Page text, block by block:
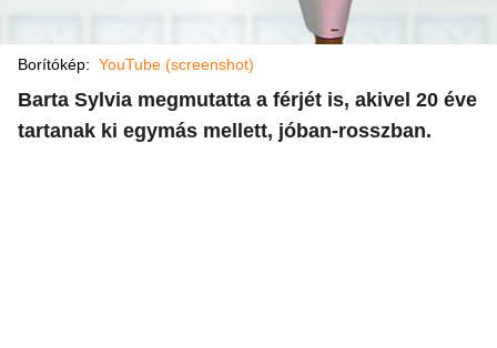
Borítókép: YouTube (screenshot)
Barta Sylvia megmutatta a férjét is, akivel 20 éve
tartanak ki egymás mellett, jóban-rosszban.